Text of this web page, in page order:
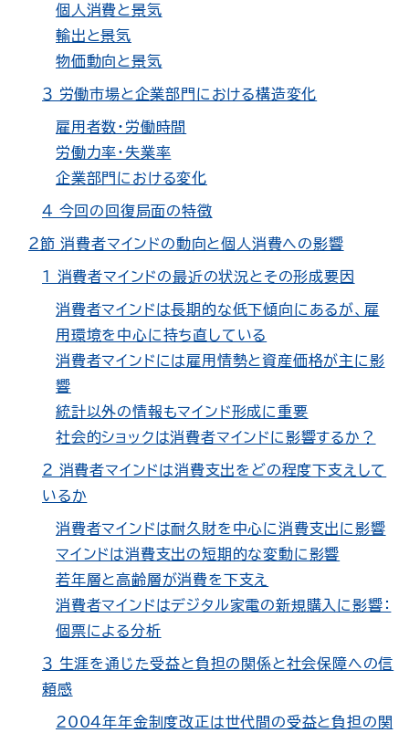
個人消費と景気
輸出と景気
物価動向と景気
３ 労働市場と企業部門における構造変化
雇用者数・労働時間
労働力率・失業率
企業部門における変化
４ 今回の回復局面の特徴
２節 消費者マインドの動向と個人消費への影響
１ 消費者マインドの最近の状況とその形成要因
消費者マインドは長期的な低下傾向にあるが、雇
用環境を中心に持ち直している
消費者マインドには雇用情勢と資産価格が主に影
響
統計以外の情報もマインド形成に重要
社会的ショックは消費者マインドに影響するか？
２ 消費者マインドは消費支出をどの程度下支えして
いるか
消費者マインドは耐久財を中心に消費支出に影響
マインドは消費支出の短期的な変動に影響
若年層と高齢層が消費を下支え
消費者マインドはデジタル家電の新規購入に影響：
個票による分析
３ 生涯を通じた受益と負担の関係と社会保障への信
頼感
2004年年金制度改正は世代間の受益と負担の関